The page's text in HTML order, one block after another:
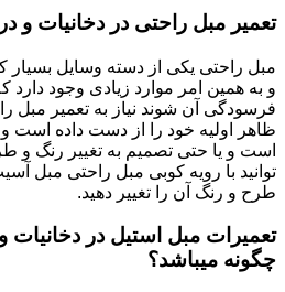
تعمیر مبل راحتی در دخانیات و
مبل راحتی یکی از دسته وسایل بسیار
و به همین امر موارد زیادی وجود
فرسودگی آن شوند نیاز به تعمیر مبل
ظاهر اولیه خود را از دست داده است
است و یا حتی تصمیم به تغییر رنگ و
توانید با رویه کوبی مبل راحتی مبل
طرح و رنگ آن را تغییر دهید.
تعمیرات مبل استیل در دخانیات
چگونه میباشد؟